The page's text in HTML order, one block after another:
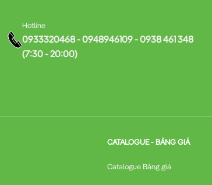
Hotline
0933320468 - 0948946109 - 0938 461 348
(7:30 - 20:00)
CATALOGUE - BẢNG GIÁ
Catalogue Bảng giá